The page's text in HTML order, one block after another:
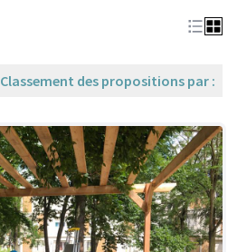
Classement des propositions par :